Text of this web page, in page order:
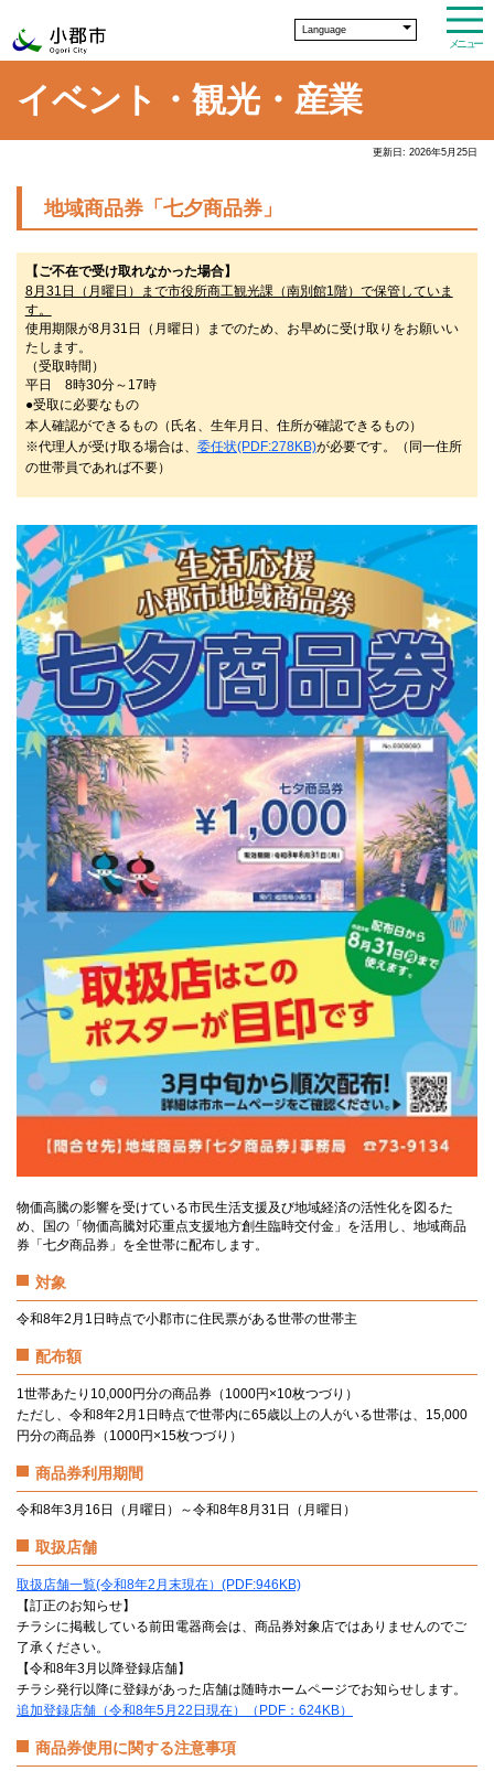
Language
メニュー
イベント・観光・産業
更新日: 2026年5月25日
地域商品券「七夕商品券」
【ご不在で受け取れなかった場合】
8月31日（月曜日）まで市役所商工観光課（南別館1階）で保管していま
す。
使用期限が8月31日（月曜日）までのため、お早めに受け取りをお願いい
たします。
（受取時間）
平日 8時30分～17時
●受取に必要なもの
本人確認ができるもの（氏名、生年月日、住所が確認できるもの）
※代理人が受け取る場合は、 委任状(PDF:278KB)が必要です。（同一住所
の世帯員であれば不要）
物価高騰の影響を受けている市民生活支援及び地域経済の活性化を図るた
め、国の「物価高騰対応重点支援地方創生臨時交付金」を活用し、地域商品
券「七夕商品券」を全世帯に配布します。
対象
令和8年2月1日時点で小郡市に住民票がある世帯の世帯主
配布額
1世帯あたり10,000円分の商品券（1000円×10枚つづり）
ただし、令和8年2月1日時点で世帯内に65歳以上の人がいる世帯は、15,000
円分の商品券（1000円×15枚つづり）
商品券利用期間
令和8年3月16日（月曜日）～令和8年8月31日（月曜日）
取扱店舗
取扱店舗一覧(令和8年2月末現在）(PDF:946KB)
【訂正のお知らせ】
チラシに掲載している前田電器商会は、商品券対象店ではありませんのでご
了承ください。
【令和8年3月以降登録店舗】
チラシ発行以降に登録があった店舗は随時ホームページでお知らせします。
追加登録店舗（令和8年5月22日現在）（PDF：624KB）
商品券使用に関する注意事項